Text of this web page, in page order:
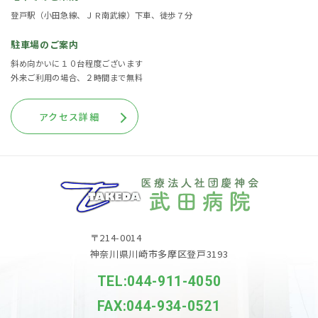
登戸駅（小田急線、ＪＲ南武線）下車、徒歩７分
駐車場のご案内
斜め向かいに１０台程度ございます
外来ご利用の場合、２時間まで無料
アクセス詳細
〒214-0014
神奈川県川崎市多摩区登戸3193
TEL:044-911-4050
FAX:044-934-0521